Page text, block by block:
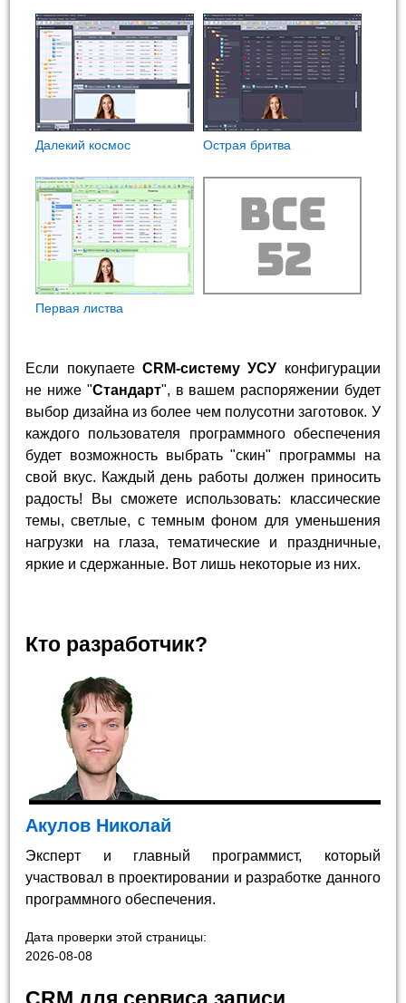
Далекий космос Острая бритва
Первая листва
Если покупаете CRM-систему УСУ конфигурации
не ниже "Стандарт", в вашем распоряжении будет
выбор дизайна из более чем полусотни заготовок. У
каждого пользователя программного обеспечения
будет возможность выбрать "скин" программы на
свой вкус. Каждый день работы должен приносить
радость! Вы сможете использовать: классические
темы, светлые, с темным фоном для уменьшения
нагрузки на глаза, тематические и праздничные,
яркие и сдержанные. Вот лишь некоторые из них.
Кто разработчик?
Акулов Николай
Эксперт и главный программист, который
участвовал в проектировании и разработке данного
программного обеспечения.
Дата проверки этой страницы:
2026-08-08